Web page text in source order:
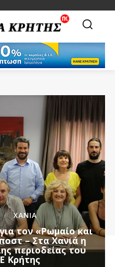
ΧΑΝΙΑ
τον «Ρωμαίο και
– Στα Χανιά η
περιοδείας του
Κρήτης